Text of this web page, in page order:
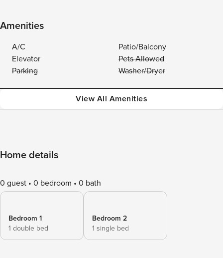
Amenities
A/C
Patio/Balcony
Elevator
Pets Allowed
Parking
Washer/Dryer
View All Amenities
Home details
0 guest 0 bedroom 0 bath
Bedroom 1
1 double bed
Bedroom 2
1 single bed